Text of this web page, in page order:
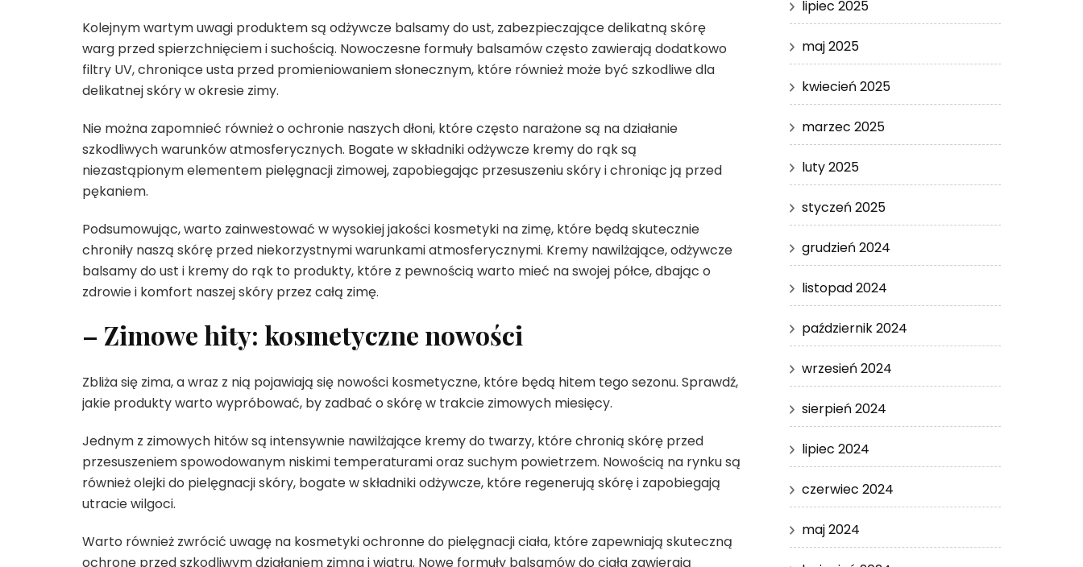
Kolejnym wartym uwagi produktem są odżywcze balsamy do ust, zabezpieczające delikatną skórę
warg przed spierzchnięciem i suchością. Nowoczesne formuły balsamów często zawierają dodatkowo
filtry UV, chroniące usta przed promieniowaniem słonecznym, które również może być szkodliwe dla
delikatnej skóry w okresie zimy.
Nie można zapomnieć również o ochronie naszych dłoni, które często narażone są na działanie
szkodliwych warunków atmosferycznych. Bogate w składniki odżywcze kremy do rąk są
niezastąpionym elementem pielęgnacji zimowej, zapobiegając przesuszeniu skóry i chroniąc ją przed
pękaniem.
Podsumowując, warto zainwestować w wysokiej jakości kosmetyki na zimę, które będą skutecznie
chroniły naszą skórę przed niekorzystnymi warunkami atmosferycznymi. Kremy nawilżające, odżywcze
balsamy do ust i kremy do rąk to produkty, które z pewnością warto mieć na swojej półce, dbając o
zdrowie i komfort naszej skóry przez całą zimę.
– Zimowe hity: kosmetyczne nowości
Zbliża się zima, a wraz z nią pojawiają się nowości kosmetyczne, które będą hitem tego sezonu. Sprawdź,
jakie produkty warto wypróbować, by zadbać o skórę w trakcie zimowych miesięcy.
Jednym z zimowych hitów są intensywnie nawilżające kremy do twarzy, które chronią skórę przed
przesuszeniem spowodowanym niskimi temperaturami oraz suchym powietrzem. Nowością na rynku są
również olejki do pielęgnacji skóry, bogate w składniki odżywcze, które regenerują skórę i zapobiegają
utracie wilgoci.
Warto również zwrócić uwagę na kosmetyki ochronne do pielęgnacji ciała, które zapewniają skuteczną
ochronę przed szkodliwym działaniem zimna i wiatru. Nowe formuły balsamów do ciała zawierają
lipiec 2025
maj 2025
kwiecień 2025
marzec 2025
luty 2025
styczeń 2025
grudzień 2024
listopad 2024
październik 2024
wrzesień 2024
sierpień 2024
lipiec 2024
czerwiec 2024
maj 2024